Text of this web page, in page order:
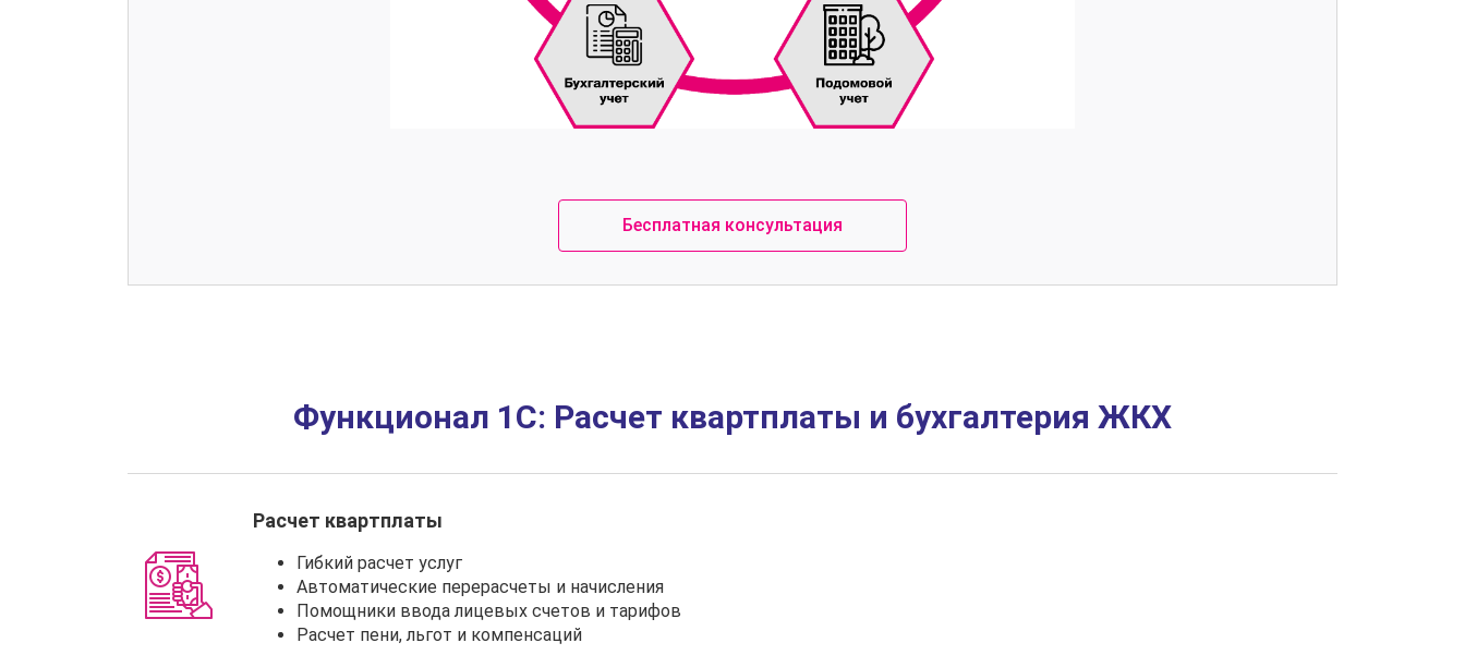
Бесплатная консультация
Функционал 1С: Расчет квартплаты и бухгалтерия ЖКХ
Расчет квартплаты
Гибкий расчет услуг
Автоматические перерасчеты и начисления
Помощники ввода лицевых счетов и тарифов
Расчет пени, льгот и компенсаций